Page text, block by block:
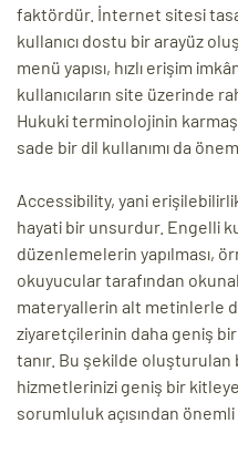
faktördür. İnternet sitesi
kullanıcı dostu bir arayüz
menü yapısı, hızlı erişim
kullanıcıların site üzerinde
Hukuki terminolojinin
sade bir dil kullanımı da
Accessibility, yani
hayati bir unsurdur. Engelli
düzenlemelerin yapılması,
okuyucular tarafından
materyallerin alt metinlerle
ziyaretçilerinin daha geniş
tanır. Bu şekilde
hizmetlerinizi geniş bir
sorumluluk açısından önemli